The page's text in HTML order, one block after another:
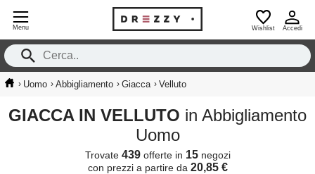
Menu Wishlist Accedi
› Uomo › Abbigliamento › Giacca › Velluto
GIACCA IN VELLUTO in Abbigliamento
Uomo
Trovate 439offerte in 15negozi
con prezzi a partire da 20,85 €